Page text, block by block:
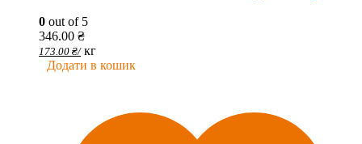
0 out of 5
346.00 ₴
173.00 ₴/ кг
Додати в кошик